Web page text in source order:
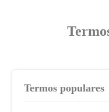
Termos populares